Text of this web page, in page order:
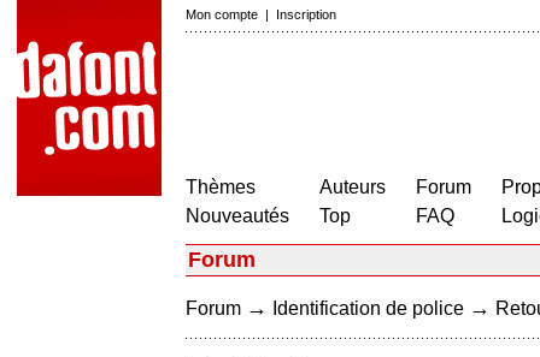
Mon compte | Inscription
Thèmes
Nouveautés
Auteurs
Top
Forum
FAQ
Forum
Forum → Identification de police →